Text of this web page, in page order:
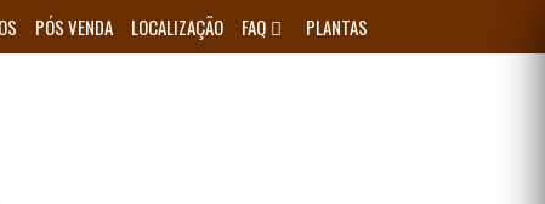
PÓS VENDA LOCALIZAÇÃO FAQ PLANTAS